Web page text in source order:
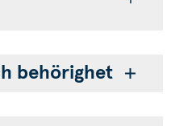
behörighet